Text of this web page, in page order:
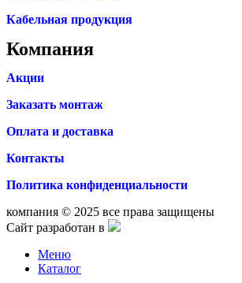
Кабельная продукция
Компания
Акции
Заказать монтаж
Оплата и доставка
Контакты
Политика конфиденциальности
компания © 2025 все права защищены
Сайт разработан в
Меню
Каталог